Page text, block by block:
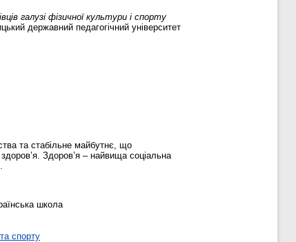
галузі фізичної культури і спорту
державний педагогічний університет
та стабільне майбутнє, що
Здоров’я – найвища соціальна
школа
спорту